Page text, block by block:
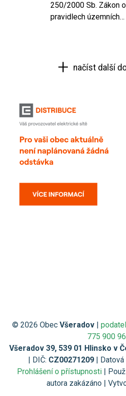
250/2000 Sb. Zákon
pravidlech územních…
načíst další
© 2026 Obec Všeradov|
775 900
Všeradov 39, 539 01 Hlinsko v
| DIČ: CZ00271209| Datová
Prohlášení o přístupnosti |
autora zakázáno |